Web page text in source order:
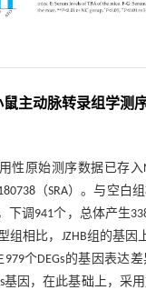
鼠主动脉转录组学测
性原始测序数据已存入
（SRA）。与空白
下调941个，总体产生
组相比，JZHB组的基因
个DEGs的基因表达差
基因，在此基础上，采